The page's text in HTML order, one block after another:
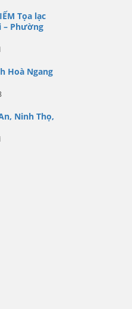
Tọa lạc
– Phường
Hoà Ngang
Ninh Thọ,